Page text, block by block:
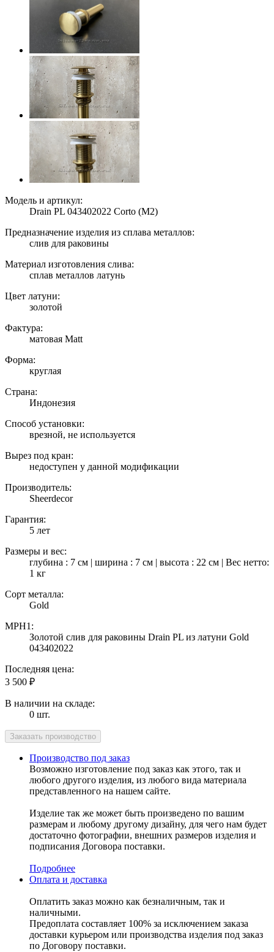
Модель и артикул:
Drain PL 043402022 Corto (M2)
Предназначение изделия из сплава металлов:
слив для раковины
Материал изготовления слива:
сплав металлов латунь
Цвет латуни:
золотой
Фактура:
матовая Matt
Форма:
круглая
Страна:
Индонезия
Способ установки:
врезной, не используется
Вырез под кран:
недоступен у данной модификации
Производитель:
Sheerdecor
Гарантия:
5 лет
Размеры и вес:
глубина : 7 см | ширина : 7 см | высота : 22 см | Вес нетто:
1 кг
Сорт металла:
Gold
MPH1:
Золотой слив для раковины Drain PL из латуни Gold
043402022
Последняя цена:
3 500 ₽
В наличии на складе:
0 шт.
Производство под заказ
Возможно изготовление под заказ как этого, так и
любого другого изделия, из любого вида материала
представленного на нашем сайте.
Изделие так же может быть произведено по вашим
размерам и любому другому дизайну, для чего нам будет
достаточно фотографии, внешних размеров изделия и
подписания Договора поставки.
Подробнее
Оплата и доставка
Оплатить заказ можно как безналичным, так и
наличными.
Предоплата составляет 100% за исключением заказа
доставки курьером или производства изделия под заказ
по Договору поставки.